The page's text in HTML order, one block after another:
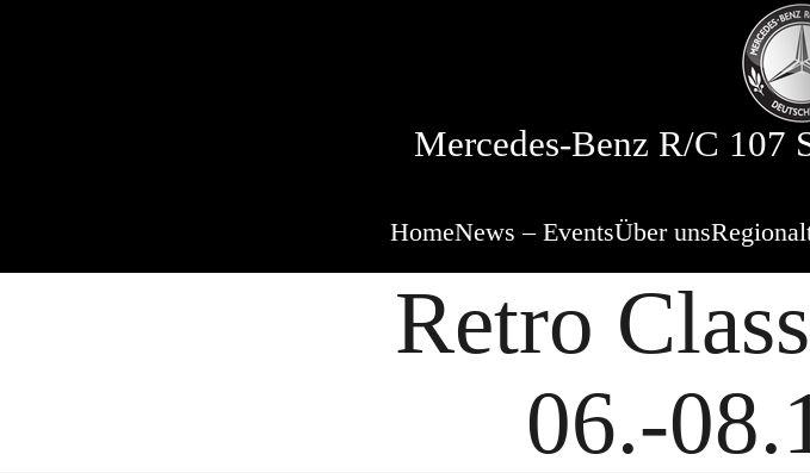
Mercedes-Benz R/C 107
HomeNews – EventsÜber uns
Retro
06.-